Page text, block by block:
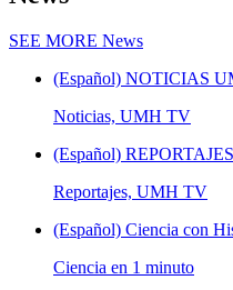
SEE MORE News
(Español) NOTICIAS
Noticias, UMH TV
(Español)
Reportajes, UMH TV
(Español) Ciencia con
Ciencia en 1 minuto